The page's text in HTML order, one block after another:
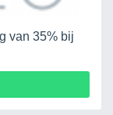
van 35% bij